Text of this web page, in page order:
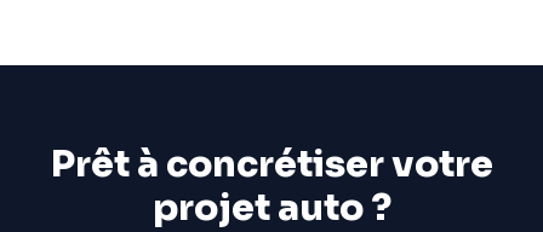
Prêt à concrétiser votre
projet auto ?